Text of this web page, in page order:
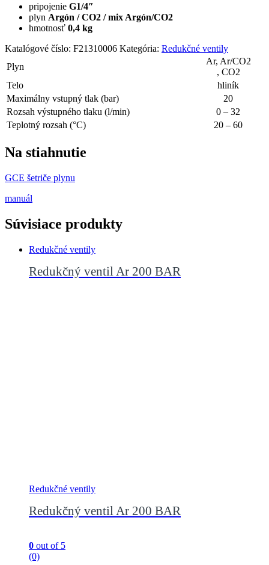
pripojenie G1/4″
plyn Argón / CO2 / mix Argón/CO2
hmotnosť 0,4 kg
Katalógové číslo: F21310006 Kategória: Redukčné ventily
Plyn
Ar, Ar/CO2
, CO2
Telo
hliník
Maximálny vstupný tlak (bar)
20
Rozsah výstupného tlaku (l/min)
0 – 32
Teplotný rozsah (°C)
20 – 60
Na stiahnutie
GCE šetriče plynu
manuál
Súvisiace produkty
Redukčné ventily
Redukčný ventil Ar 200 BAR
Redukčné ventily
Redukčný ventil Ar 200 BAR
0 out of 5
(0)